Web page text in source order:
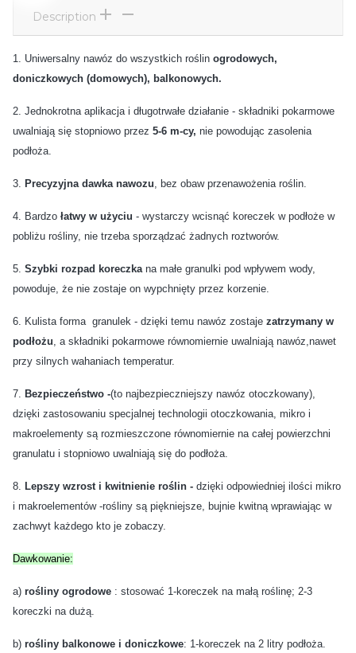
Description
1. Uniwersalny nawóz do wszystkich roślin ogrodowych,
doniczkowych (domowych), balkonowych.
2. Jednokrotna aplikacja i długotrwałe działanie - składniki pokarmowe
uwalniają się stopniowo przez 5-6 m-cy, nie powodując zasolenia
podłoża.
3. Precyzyjna dawka nawozu, bez obaw przenawożenia roślin.
4. Bardzo łatwy w użyciu - wystarczy wcisnąć koreczek w podłoże w
pobliżu rośliny, nie trzeba sporządzać żadnych roztworów.
5. Szybki rozpad koreczkana małe granulki pod wpływem wody,
powoduje, że nie zostaje on wypchnięty przez korzenie.
6. Kulista forma granulek - dzięki temu nawóz zostaje zatrzymany w
podłożu, a składniki pokarmowe równomiernie uwalniają nawóz,nawet
przy silnych wahaniach temperatur.
7. Bezpieczeństwo -(to najbezpieczniejszy nawóz otoczkowany),
dzięki zastosowaniu specjalnej technologii otoczkowania, mikro i
makroelementy są rozmieszczone równomiernie na całej powierzchni
granulatu i stopniowo uwalniają się do podłoża.
8. Lepszy wzrost i kwitnienie roślin - dzięki odpowiedniej ilości mikro
i makroelementów -rośliny są piękniejsze, bujnie kwitną wprawiając w
zachwyt każdego kto je zobaczy.
Dawkowanie:
a) rośliny ogrodowe : stosować 1-koreczek na małą roślinę; 2-3
koreczki na dużą.
b) rośliny balkonowe i doniczkowe: 1-koreczek na 2 litry podłoża.